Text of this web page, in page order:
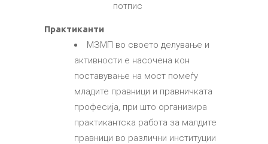
потпис
Практиканти
МЗМП во своето делување и
активности е насочена кон
поставување на мост помеѓу
младите правници и правничката
професија, при што организира
практикантска работа за малдите
правници во различни институции